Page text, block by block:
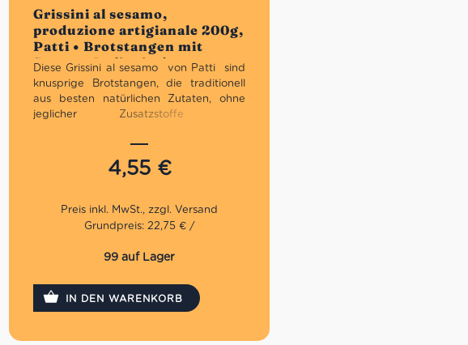
Grissini al sesamo,
produzione artigianale 200g,
Patti • Brotstangen mit
Sesam • Italienische
Feinkost
Diese Grissini al sesamo von Patti sind
knusprige Brotstangen, dietraditionell
aus besten natürlichen Zutaten, ohne
jeglicher Zusatzstoffe und
Ruhezeiten im Piemont hergstellt
werden. Sie sine ein
Geschmackserlebnis mit feiner
weiterempfehlen können!
Praktischer Snack für unterwegs
Ideal zu Vorpeisen
Für die ganze Familie
4,55 €
Bewertet
mit5.00von
5
Grundpreis: 22,75 € /
99 auf Lager
IN DEN WARENKORB